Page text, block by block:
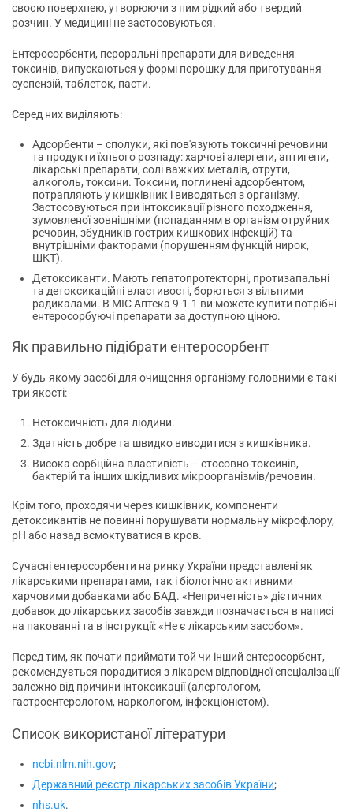
своєю поверхнею, утворюючи з ним рідкий або твердий
розчин. У медицині не застосовуються.
Ентеросорбенти, пероральні препарати для виведення
токсинів, випускаються у формі порошку для приготування
суспензій, таблеток, пасти.
Серед них виділяють:
Адсорбенти – сполуки, які пов'язують токсичні речовини
та продукти їхнього розпаду: харчові алергени, антигени,
лікарські препарати, солі важких металів, отрути,
алкоголь, токсини. Токсини, поглинені адсорбентом,
потрапляють у кишківник і виводяться з організму.
Застосовуються при інтоксикації різного походження,
зумовленої зовнішніми (попаданням в організм отруйних
речовин, збудників гострих кишкових інфекцій) та
внутрішніми факторами (порушенням функцій нирок,
ШКТ).
Детоксиканти. Мають гепатопротекторні, протизапальні
та детоксикаційні властивості, борються з вільними
радикалами. В МІС Аптека 9-1-1 ви можете купити потрібні
ентеросорбуючі препарати за доступною ціною.
Як правильно підібрати ентеросорбент
У будь-якому засобі для очищення організму головними є такі
три якості:
Нетоксичність для людини.
Здатність добре та швидко виводитися з кишківника.
Висока сорбційна властивість – стосовно токсинів,
бактерій та інших шкідливих мікроорганізмів/речовин.
Крім того, проходячи через кишківник, компоненти
детоксикантів не повинні порушувати нормальну мікрофлору,
рН або назад всмоктуватися в кров.
Сучасні ентеросорбенти на ринку України представлені як
лікарськими препаратами, так і біологічно активними
харчовими добавками або БАД. «Непричетність» дієтичних
добавок до лікарських засобів завжди позначається в написі
на пакованні та в інструкції: «Не є лікарським засобом».
Перед тим, як почати приймати той чи інший ентеросорбент,
рекомендується порадитися з лікарем відповідної спеціалізації
залежно від причини інтоксикації (алергологом,
гастроентерологом, наркологом, інфекціоністом).
Список використаної літератури
ncbi.nlm.nih.gov;
Державний реєстр лікарських засобів України;
nhs.uk.